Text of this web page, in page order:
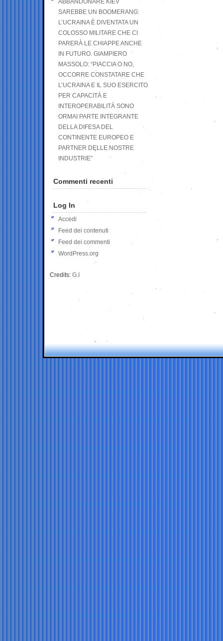
ABBANDONARE KIEV
SAREBBE UN BOOMERANG:
L’UCRAINA È DIVENTATA UN
COLOSSO MILITARE CHE CI
PARERÀ LE CHIAPPE ANCHE
IN FUTURO. GIAMPIERO
MASSOLO: “PIACCIA O NO,
OCCORRE CONSTATARE CHE
L’UCRAINA E IL SUO ESERCITO
PER CAPACITÀ E
INTEROPERABILITÀ SONO
ORMAI PARTE INTEGRANTE
DELLA DIFESA DEL
CONTINENTE EUROPEO E
PARTNER DELLE NOSTRE
INDUSTRIE”
Commenti recenti
Log In
Accedi
Feed dei contenuti
Feed dei commenti
WordPress.org
Credits: G.I